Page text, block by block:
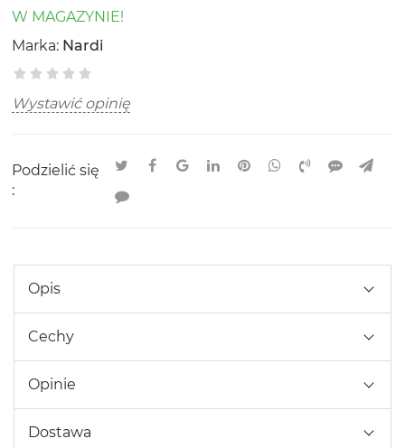
W MAGAZYNIE!
Marka: Nardi
Wystawić opinię
Podzielić się
:
Opis
Cechy
Opinie
Dostawa